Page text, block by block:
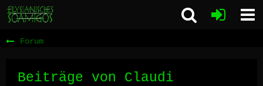
Forum
Beiträge von Claudi